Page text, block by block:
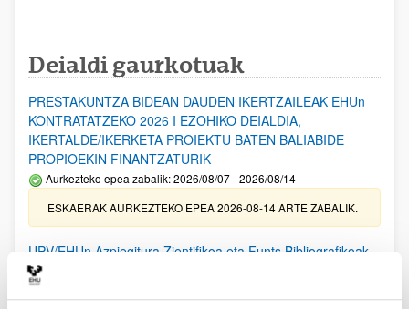
Deialdi gaurkotuak
PRESTAKUNTZA BIDEAN DAUDEN IKERTZAILEAK EHUn
KONTRATATZEKO 2026 I EZOHIKO DEIALDIA,
IKERTALDE/IKERKETA PROIEKTU BATEN BALIABIDE
PROPIOEKIN FINANTZATURIK
Aurkezteko epea zabalik: 2026/08/07 - 2026/08/14
ESKAERAK AURKEZTEKO EPEA 2026-08-14 ARTE ZABALIK.
UPV/EHUn Azpiegitura Zientifikoa eta Funts Bibliografikoak
erosi eta berritzeko laguntzak 2026